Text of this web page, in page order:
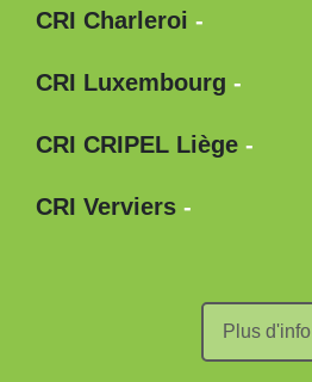
CRI Charleroi -
CRI Luxembourg -
CRI CRIPEL Liège -
CRI Verviers -
Plus d'info